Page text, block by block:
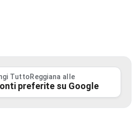
TuttoReggiana alle
preferite su Google